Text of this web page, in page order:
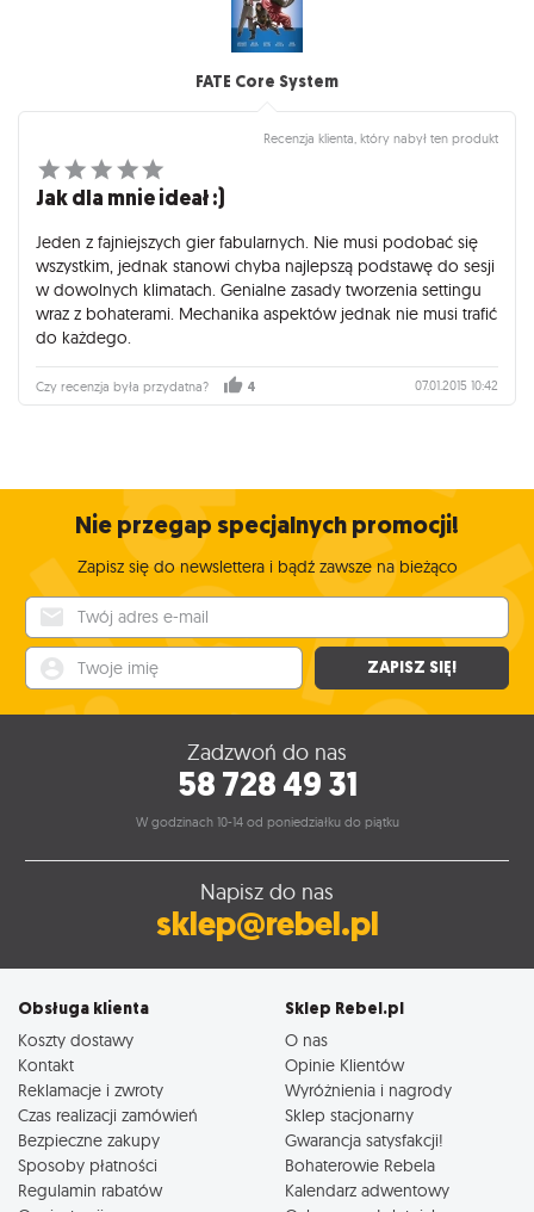
FATE Core System
Recenzja klienta, który nabył ten produkt
Jak dla mnie ideał :)
Jeden z fajniejszych gier fabularnych. Nie musi podobać się
wszystkim, jednak stanowi chyba najlepszą podstawę do sesji
w dowolnych klimatach. Genialne zasady tworzenia settingu
wraz z bohaterami. Mechanika aspektów jednak nie musi trafić
do każdego.
Czy recenzja była przydatna? 4 07.01.2015 10:42
Nie przegap specjalnych promocji!
Zapisz się do newslettera i bądź zawsze na bieżąco
ZAPISZ SIĘ!
Zadzwoń do nas
58 728 49 31
W godzinach 10-14 od poniedziałku do piątku
Napisz do nas
sklep@rebel.pl
Obsługa klienta
Koszty dostawy
Kontakt
Reklamacje i zwroty
Czas realizacji zamówień
Bezpieczne zakupy
Sposoby płatności
Regulamin rabatów
Sklep Rebel.pl
O nas
Opinie Klientów
Wyróżnienia i nagrody
Sklep stacjonarny
Gwarancja satysfakcji!
Bohaterowie Rebela
Kalendarz adwentowy